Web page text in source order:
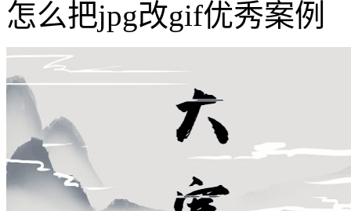
怎么把jpg改gif优秀案例